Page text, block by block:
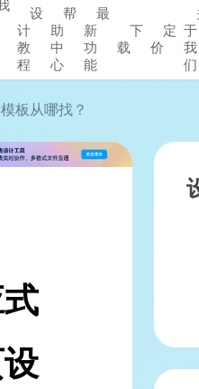
设
计
教
程
帮
助
中
心
最
新
功
能
下
载
定
价
于
我
们
板从哪找？